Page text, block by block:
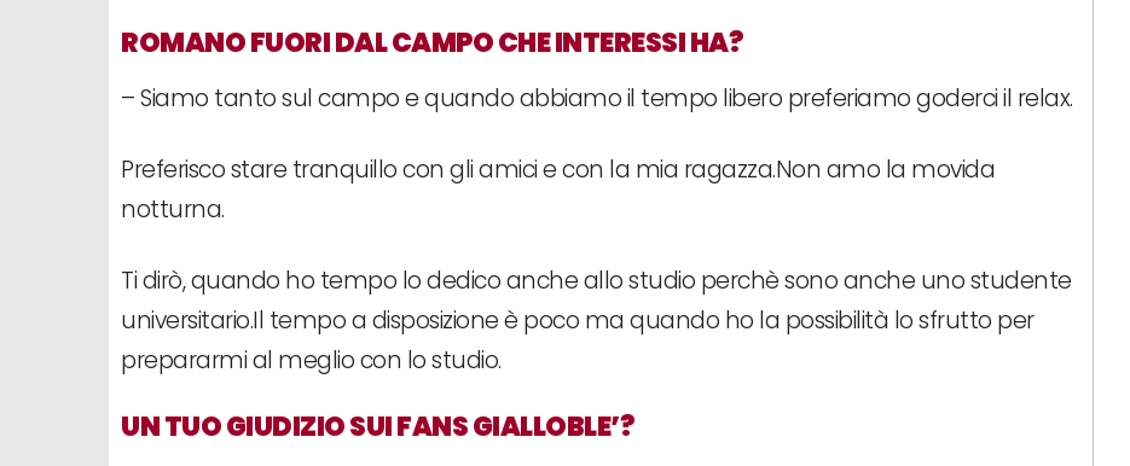
ROMANO FUORI DAL CAMPO CHE INTERESSI HA?
– Siamo tanto sul campo e quando abbiamo il tempo libero preferiamo goderci il relax.
Preferisco stare tranquillo con gli amici e con la mia ragazza.Non amo la movida
notturna.
Ti dirò, quando ho tempo lo dedico anche allo studio perchè sono anche uno studente
universitario.Il tempo a disposizione è poco ma quando ho la possibilità lo sfrutto per
prepararmi al meglio con lo studio.
UN TUO GIUDIZIO SUI FANS GIALLOBLE’?